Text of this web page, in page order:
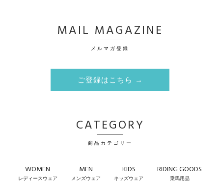
MAIL MAGAZINE
メルマガ登録
ご登録はこちら →
CATEGORY
商品カテゴリー
WOMEN
レディースウェア
MEN
メンズウェア
KIDS
キッズウェア
RIDING GOODS
乗馬用品